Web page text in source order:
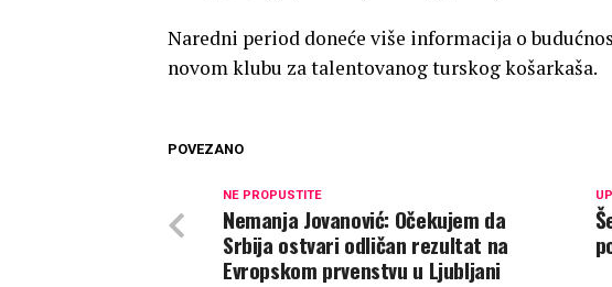
Naredni period doneće više informacija o
novom klubu za talentovanog turskog košarkaša.
POVEZANO
NE PROPUSTITE
Nemanja Jovanović: Očekujem da
Srbija ostvari odličan rezultat na
Evropskom prvenstvu u Ljubljani